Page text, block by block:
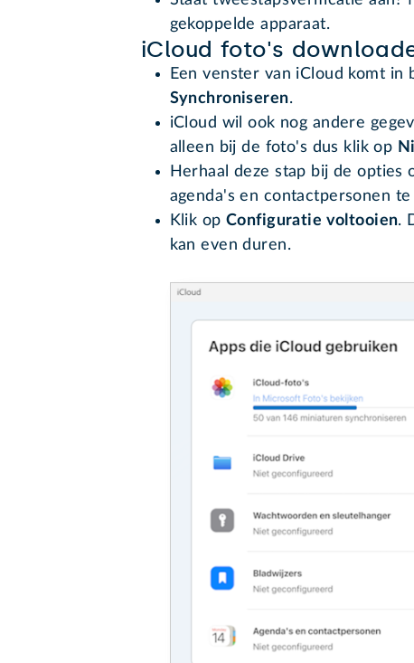
gekoppelde apparaat.
iCloud foto's
Een venster van iCloud komt in
Synchroniseren.
iCloud wil ook nog andere
alleen bij de foto's dus klik op
Herhaal deze stap bij de opties
agenda's en contactpersonen
Klik op Configuratie voltooien.
kan even duren.